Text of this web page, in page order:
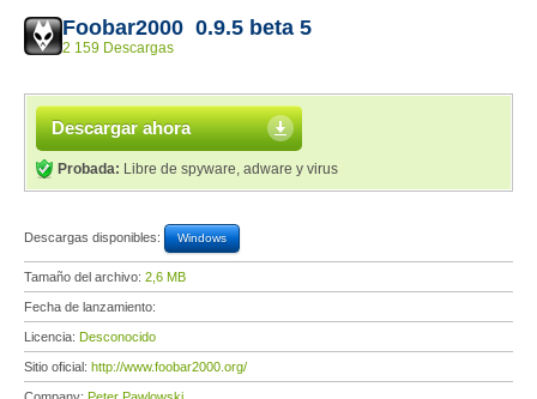
Foobar2000 0.9.5 beta 5
2 159 Descargas
Descargar ahora
Probada: Libre de spyware, adware y virus
Descargas disponibles: Windows
Tamaño del archivo: 2,6 MB
Fecha de lanzamiento:
Licencia: Desconocido
Sitio oficial: http://www.foobar2000.org/